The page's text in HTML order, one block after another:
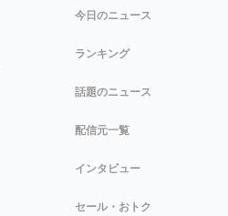
今日のニュース
ランキング
話題のニュース
配信元一覧
インタビュー
セール・おトク